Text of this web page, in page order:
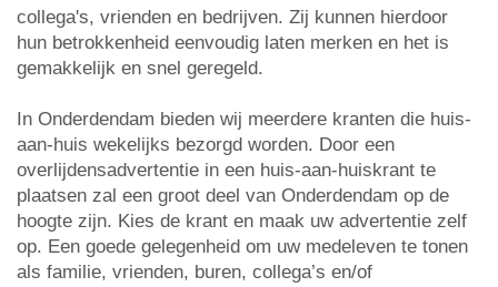
collega's, vrienden en bedrijven. Zij kunnen hierdoor
hun betrokkenheid eenvoudig laten merken en het is
gemakkelijk en snel geregeld.
In Onderdendam bieden wij meerdere kranten die huis-
aan-huis wekelijks bezorgd worden. Door een
overlijdensadvertentie in een huis-aan-huiskrant te
plaatsen zal een groot deel van Onderdendam op de
hoogte zijn. Kies de krant en maak uw advertentie zelf
op. Een goede gelegenheid om uw medeleven te tonen
als familie, vrienden, buren, collega’s en/of